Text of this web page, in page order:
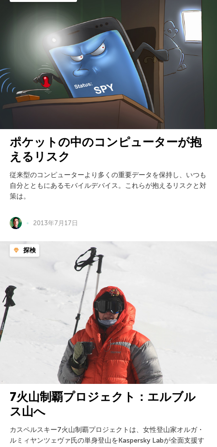
ポケットの中のコンピューターが抱
えるリスク
従来型のコンピューターより多くの重要データを保持し、いつも
自分とともにあるモバイルデバイス。これらが抱えるリスクと対
策は。
2013年7月17日
探検
7火山制覇プロジェクト：エルブル
ス山へ
カスペルスキー7火山制覇プロジェクトは、女性登山家オルガ・
ルミィヤンツェヴァ氏の単身登山をKaspersky Labが全面支援す